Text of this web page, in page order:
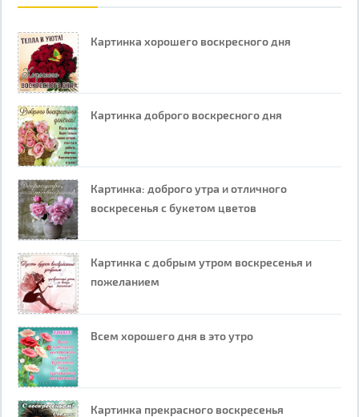
Картинка хорошего воскресного дня
Картинка доброго воскресного дня
Картинка: доброго утра и отличного
воскресенья с букетом цветов
Картинка с добрым утром воскресенья и
пожеланием
Всем хорошего дня в это утро
Картинка прекрасного воскресенья